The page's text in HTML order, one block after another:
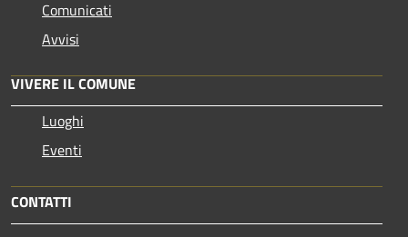
Comunicati
Avvisi
VIVERE IL COMUNE
Luoghi
Eventi
CONTATTI